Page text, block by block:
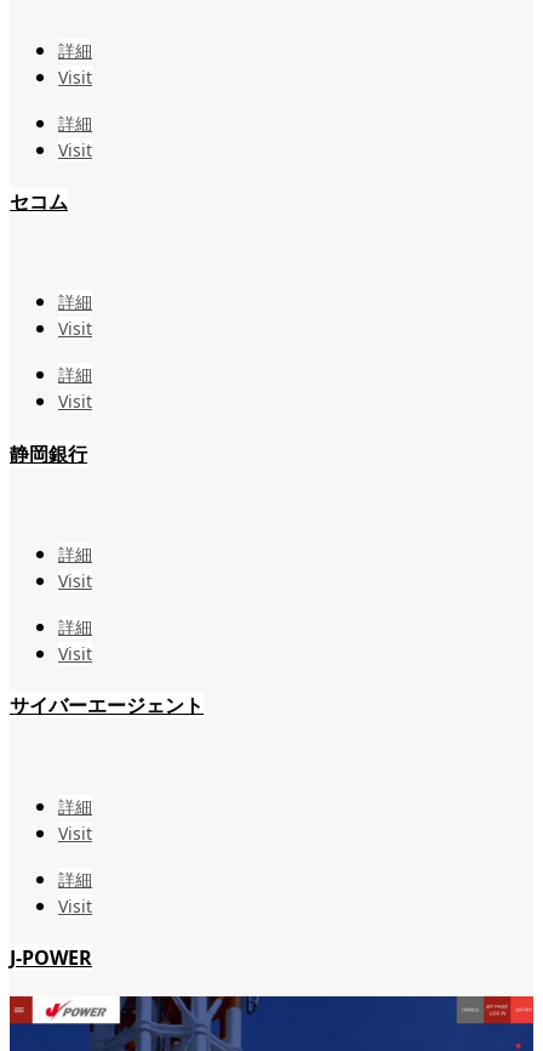
詳細
Visit
詳細
Visit
セコム
詳細
Visit
詳細
Visit
静岡銀行
詳細
Visit
詳細
Visit
サイバーエージェント
詳細
Visit
詳細
Visit
J-POWER